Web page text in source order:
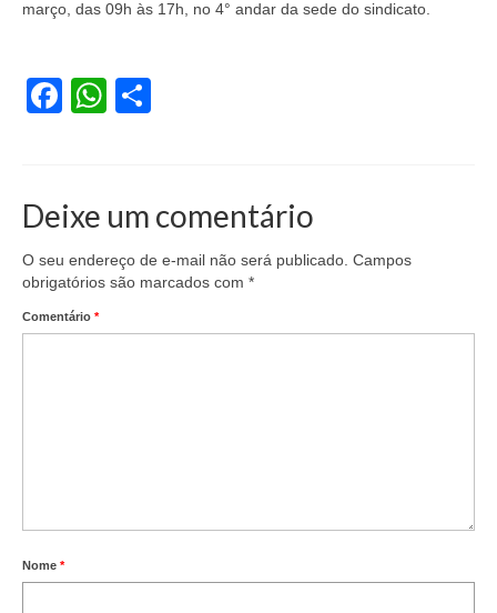
BENEFÍCIOS
Refeitórios
Convênios
Dependentes
Editais
março, das 09h às 17h, no 4° andar da sede do sindicato.
Facebook
WhatsApp
Deixe um comentário
O seu endereço de e-mail não será publicado. Campos
obrigatórios são marcados com *
Comentário *
Nome *